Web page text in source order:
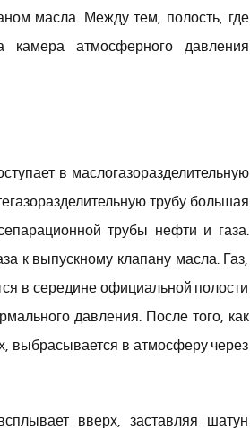
масла. Между тем, полость, где
камера атмосферного давления
в маслогазоразделительную
трубу большая
трубы нефти и газа.
к выпускному клапану масла. Газ,
в середине официальной полости
давления. После того, как
выбрасывается в атмосферу через
вверх, заставляя шатун